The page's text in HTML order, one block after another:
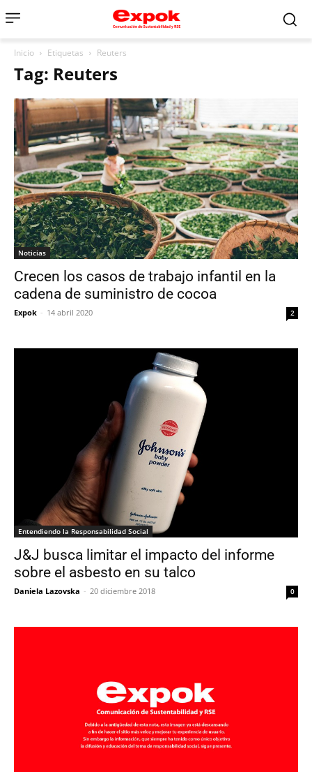
Inicio Etiquetas Reuters
Tag: Reuters
Noticias
Crecen los casos de trabajo infantil en la
cadena de suministro de cocoa
Expok - 14 abril 2020 2
Entendiendo la Responsabilidad Social
J&J busca limitar el impacto del informe
sobre el asbesto en su talco
Daniela Lazovska - 20 diciembre 2018 0